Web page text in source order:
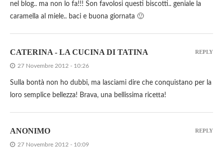
nel blog.. ma non lo fa!!! Son favolosi questi biscotti.. geniale la
caramella al miele.. baci e buona giornata 🙂
CATERINA - LA CUCINA DI TATINA
27 Novembre 2012 - 10:26
Sulla bontà non ho dubbi, ma lasciami dire che conquistano per la
loro semplice bellezza! Brava, una bellissima ricetta!
REPLY
ANONIMO
27 Novembre 2012 - 10:09
REPLY